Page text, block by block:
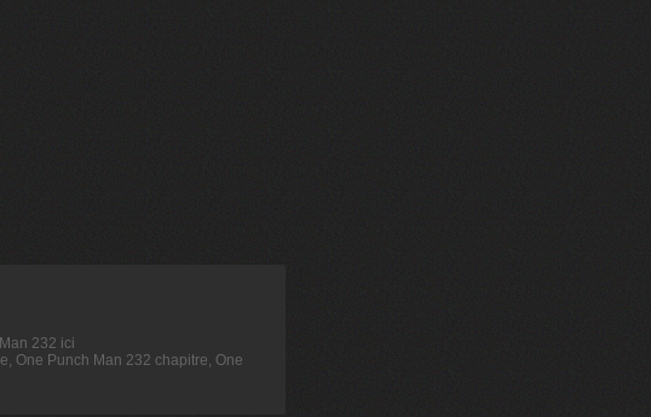
232 ici
One Punch Man 232 chapitre, One